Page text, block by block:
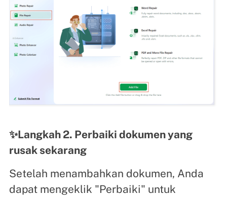
✨Langkah 2. Perbaiki dokumen yang
rusak sekarang
Setelah menambahkan dokumen, Anda
dapat mengeklik "Perbaiki" untuk